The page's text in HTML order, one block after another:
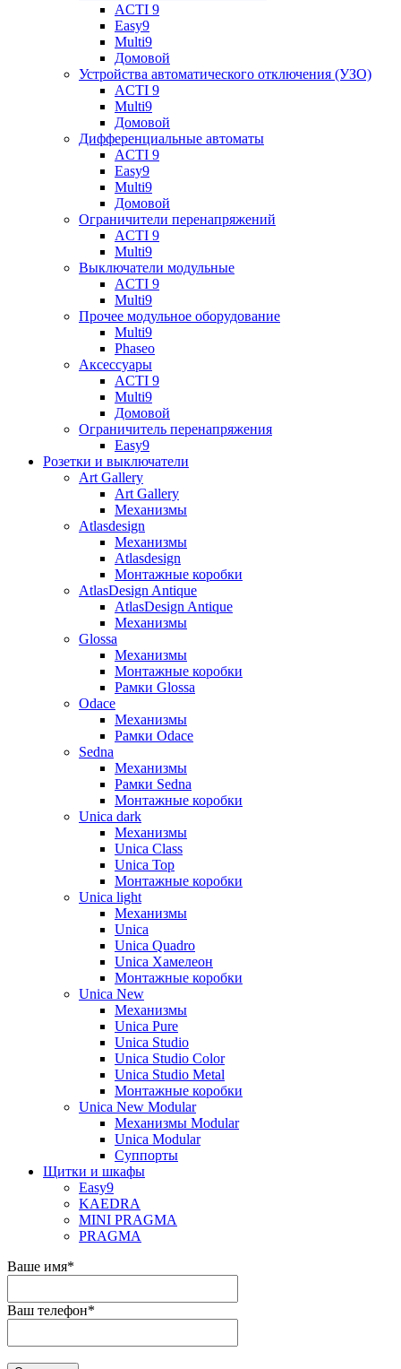
ACTI 9
Easy9
Multi9
Домовой
Устройства автоматического отключения (УЗО)
ACTI 9
Multi9
Домовой
Дифференциальные автоматы
ACTI 9
Easy9
Multi9
Домовой
Ограничители перенапряжений
ACTI 9
Multi9
Выключатели модульные
ACTI 9
Multi9
Прочее модульное оборудование
Multi9
Phaseo
Аксессуары
ACTI 9
Multi9
Домовой
Ограничитель перенапряжения
Easy9
Розетки и выключатели
Art Gallery
Art Gallery
Механизмы
Atlasdesign
Механизмы
Atlasdesign
Монтажные коробки
AtlasDesign Antique
AtlasDesign Antique
Механизмы
Glossa
Механизмы
Монтажные коробки
Рамки Glossa
Odace
Механизмы
Рамки Odace
Sedna
Механизмы
Рамки Sedna
Монтажные коробки
Unica dark
Механизмы
Unica Class
Unica Top
Монтажные коробки
Unica light
Механизмы
Unica
Unica Quadro
Unica Хамелеон
Монтажные коробки
Unica New
Механизмы
Unica Pure
Unica Studio
Unica Studio Color
Unica Studio Metal
Монтажные коробки
Unica New Modular
Механизмы Modular
Unica Modular
Суппорты
Щитки и шкафы
Easy9
KAEDRA
MINI PRAGMA
PRAGMA
Ваше имя*
Ваш телефон*